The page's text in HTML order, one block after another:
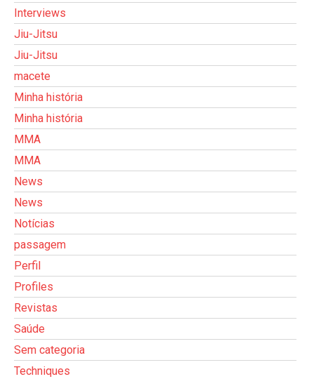
Interviews
Jiu-Jitsu
Jiu-Jitsu
macete
Minha história
Minha história
MMA
MMA
News
News
Notícias
passagem
Perfil
Profiles
Revistas
Saúde
Sem categoria
Techniques